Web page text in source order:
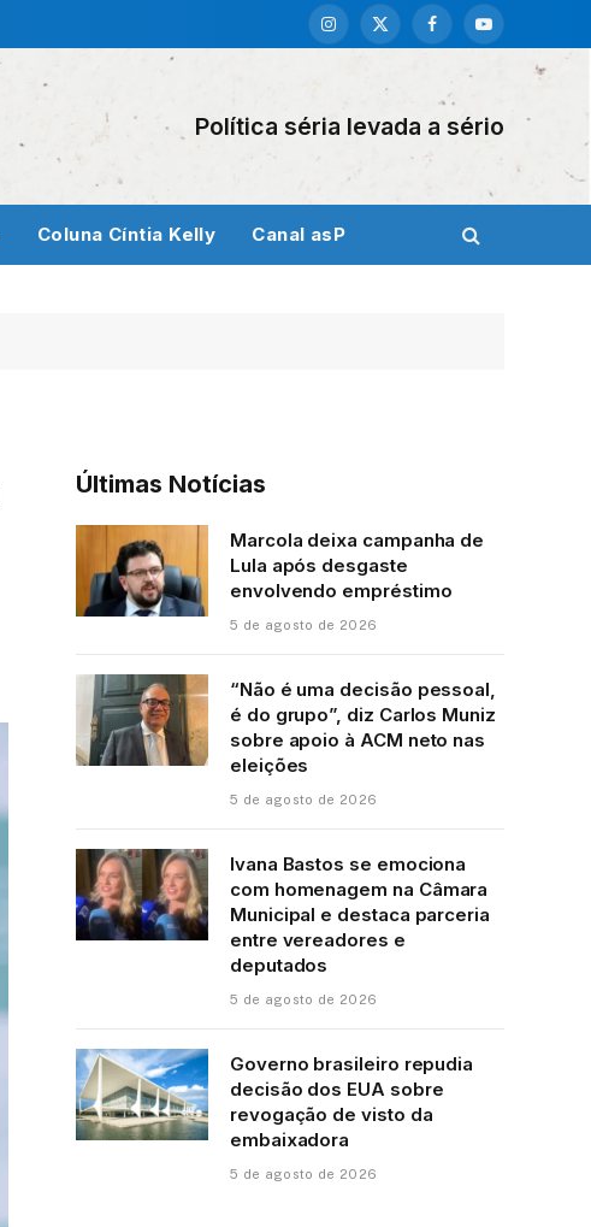
Instagram
X
FacebookYouTube
Política séria levada a sério
Coluna Cíntia Kelly Canal asP
Últimas Notícias
Marcola deixa campanha de
Lula após desgaste
envolvendo empréstimo
5 de agosto de 2026
“Não é uma decisão pessoal,
é do grupo”, diz Carlos Muniz
sobre apoio à ACM neto nas
eleições
5 de agosto de 2026
Ivana Bastos se emociona
com homenagem na Câmara
Municipal e destaca parceria
entre vereadores e
deputados
5 de agosto de 2026
Governo brasileiro repudia
decisão dos EUA sobre
revogação de visto da
embaixadora
5 de agosto de 2026